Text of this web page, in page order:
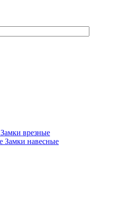
Замки врезные
Замки навесные